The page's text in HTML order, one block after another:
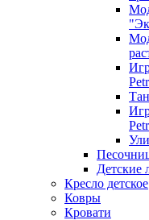
Детские
Кресло детское
Ковры
Кровати